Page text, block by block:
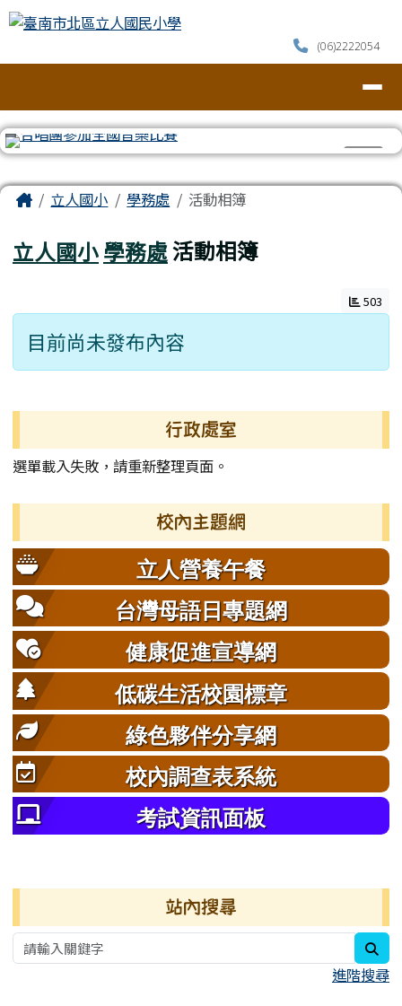
跳至主內容區
臺南市北區立人國民小學
(06)2222054
主內容區域
Home立人國小 學務處 活動相簿
立人國小學務處活動相簿
503
目前尚未發布內容
行政處室
選單載入失敗，請重新整理頁面。
校內主題網
立人營養午餐
台灣母語日專題網
健康促進宣導網
低碳生活校園標章
綠色夥伴分享網
校內調查表系統
考試資訊面板
站內搜尋
進階搜尋
頁尾區域